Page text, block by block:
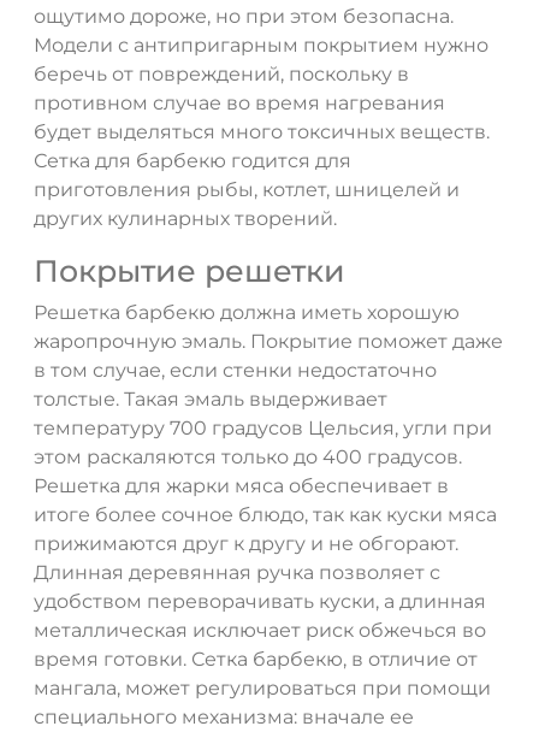
ощутимо дороже, но при этом безопасна.
Модели с антипригарным покрытием нужно
беречь от повреждений, поскольку в
противном случае во время нагревания
будет выделяться много токсичных веществ.
Сетка для барбекю годится для
приготовления рыбы, котлет, шницелей и
других кулинарных творений.
Покрытие решетки
Решетка барбекю должна иметь хорошую
жаропрочную эмаль. Покрытие поможет даже
в том случае, если стенки недостаточно
толстые. Такая эмаль выдерживает
температуру 700 градусов Цельсия, угли при
этом раскаляются только до 400 градусов.
Решетка для жарки мяса обеспечивает в
итоге более сочное блюдо, так как куски мяса
прижимаются друг к другу и не обгорают.
Длинная деревянная ручка позволяет с
удобством переворачивать куски, а длинная
металлическая исключает риск обжечься во
время готовки. Сетка барбекю, в отличие от
мангала, может регулироваться при помощи
специального механизма: вначале ее